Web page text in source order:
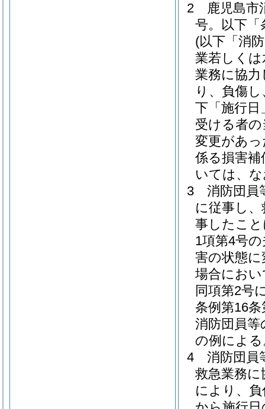
2
鹿児島市
号。以下「
(以下「消
業若しくは
業務に協
り、負傷
下「施行
受ける者
変更があ
係る損害
いては、
3
消防団員
に従事し
事したこ
1項第4号
害の状態
場合にお
同項第2号
条例第16
消防団員
の例による
4
消防団員
救急業務
により、